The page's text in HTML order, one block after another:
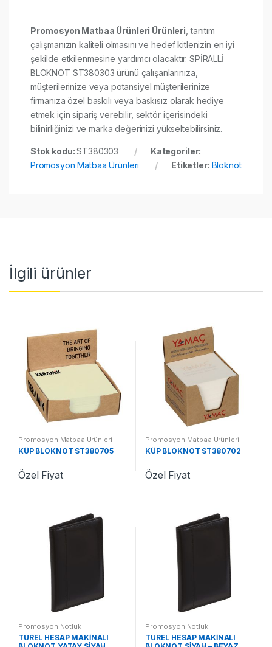
Promosyon Matbaa Ürünleri Ürünleri , tanıtım
çalışmanızın kaliteli olmasını ve hedef kitlenizin en iyi
şekilde etkilenmesine yardımcı olacaktır. SPİRALLİ
BLOKNOT ST380303 ürünü çalışanlarınıza,
müşterilerinize veya potansiyel müşterilerinize
firmanıza özel baskılı veya baskısız olarak hediye
etmek için sipariş verebilir, sektör içerisindeki
bilinirliğinizi ve marka değerinizi yükseltebilirsiniz.
Stok kodu:ST380303
Kategoriler:
Promosyon Matbaa Ürünleri
Etiketler: Bloknot
İlgili ürünler
Promosyon Matbaa Ürünleri
KÜP BLOKNOT ST380705
Özel Fiyat
Promosyon Matbaa Ürünleri
KÜP BLOKNOT ST380702
Özel Fiyat
Promosyon Notluk
TÜREL HESAP MAKİNALI
Promosyon Notluk
TÜREL HESAP MAKİNALI